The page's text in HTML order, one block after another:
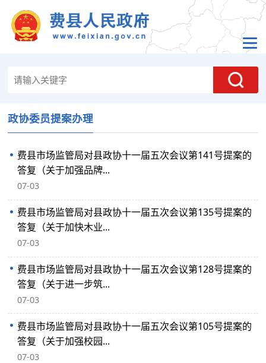
政协委员提案办理
费县市场监管局对县政协十一届五次会议第141号提案的
答复（关于加强品牌...
07-03
费县市场监管局对县政协十一届五次会议第135号提案的
答复（关于加快木业...
07-03
费县市场监管局对县政协十一届五次会议第128号提案的
答复（关于进一步筑...
07-03
费县市场监管局对县政协十一届五次会议第105号提案的
答复（关于加强校园...
07-03